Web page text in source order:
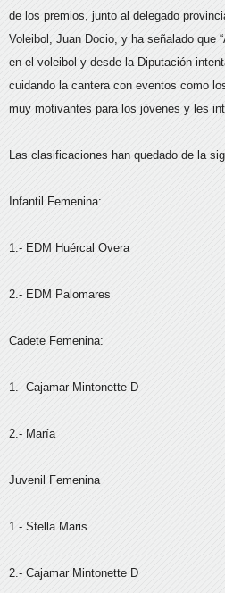
de los premios, junto al delegado
Voleibol, Juan Docio, y ha señalado que
en el voleibol y desde la Diputación
cuidando la cantera con eventos como
muy motivantes para los jóvenes y les
Las clasificaciones han quedado de la
Infantil Femenina:
1.- EDM Huércal Overa
2.- EDM Palomares
Cadete Femenina:
1.- Cajamar Mintonette D
2.- María
Juvenil Femenina
1.- Stella Maris
2.- Cajamar Mintonette D